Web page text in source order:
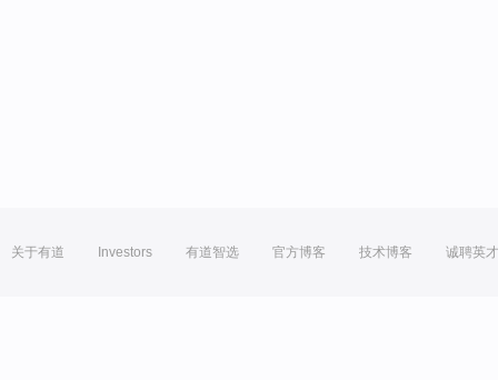
关于有道 Investors 有道智选 官方博客 技术博客 诚聘英才